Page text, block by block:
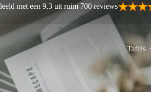
met een 9,3 uit ruim 700 reviews
Tafels